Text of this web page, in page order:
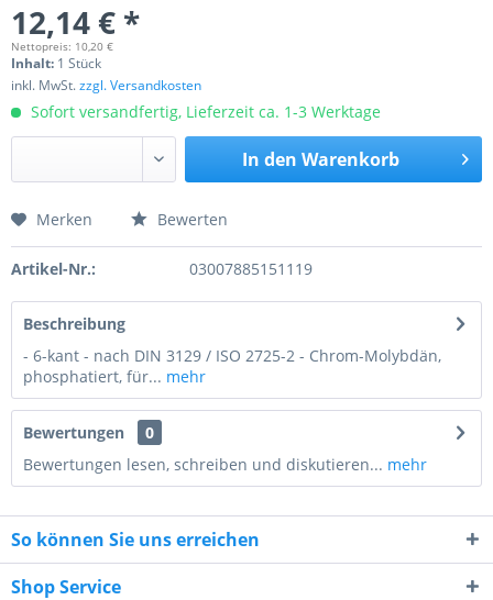
12,14 € *
Nettopreis: 10,20 €
Inhalt: 1 Stück
inkl. MwSt.zzgl. Versandkosten
Sofort versandfertig, Lieferzeit ca. 1-3 Werktage
In den Warenkorb
Preis anfragen
Merken Bewerten
Artikel-Nr.: 03007885151119
Beschreibung
- 6-kant - nach DIN 3129 / ISO 2725-2 - Chrom-Molybdän,
phosphatiert, für... mehr
Bewertungen
0
Bewertungen lesen, schreiben und diskutieren... mehr
So können Sie uns erreichen
Shop Service